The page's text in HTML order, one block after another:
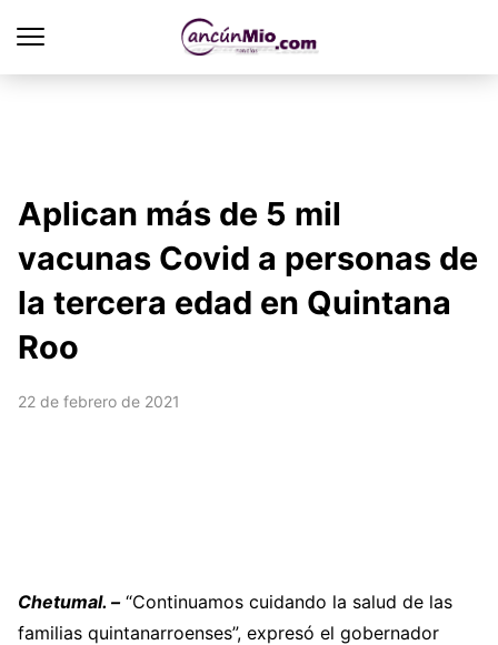
Aplican más de 5 mil
vacunas Covid a personas de
la tercera edad en Quintana
Roo
22 de febrero de 2021
Chetumal. –“Continuamos cuidando la salud de las
familias quintanarroenses”, expresó el gobernador